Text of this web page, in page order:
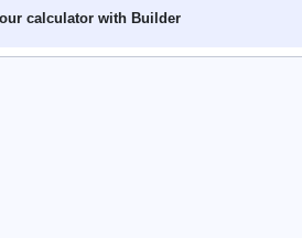
calculator with Builder